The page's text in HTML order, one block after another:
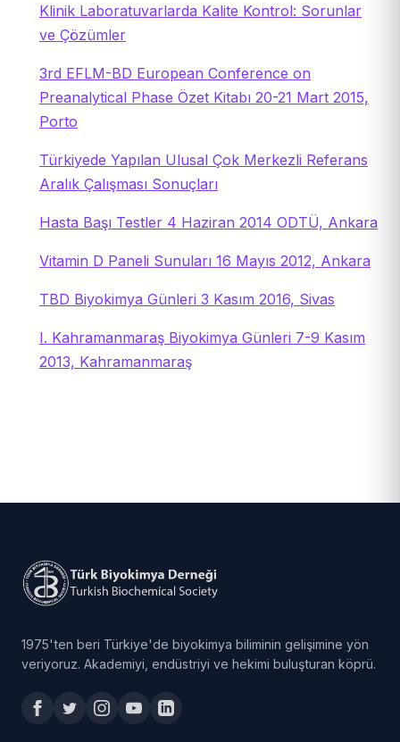
Klinik Laboratuvarlarda Kalite Kontrol: Sorunlar
ve Çözümler
3rd EFLM-BD European Conference on
Preanalytical Phase Özet Kitabı 20-21 Mart 2015,
Porto
Türkiyede Yapılan Ulusal Çok Merkezli Referans
Aralık Çalışması Sonuçları
Hasta Başı Testler 4 Haziran 2014 ODTÜ, Ankara
Vitamin D Paneli Sunuları 16 Mayıs 2012, Ankara
TBD Biyokimya Günleri 3 Kasım 2016, Sivas
I. Kahramanmaraş Biyokimya Günleri 7-9 Kasım
2013, Kahramanmaraş
1975'ten beri Türkiye'de biyokimya biliminin gelişimine yön
veriyoruz. Akademiyi, endüstriyi ve hekimi buluşturan köprü.